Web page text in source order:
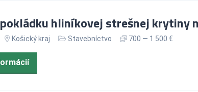
hliníkovej strešnej krytiny
Košický kraj Stavebníctvo 700 — 1 500 €